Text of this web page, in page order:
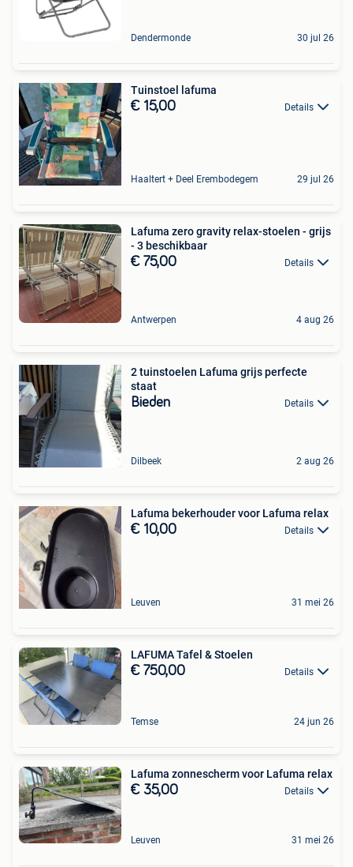
Dendermonde 30 jul 26
Tuinstoel lafuma
€ 15,00 Details
Haaltert + Deel Erembodegem 29 jul 26
Lafuma zero gravity relax-stoelen - grijs
- 3 beschikbaar
€ 75,00 Details
Antwerpen 4 aug 26
2 tuinstoelen Lafuma grijs perfecte
staat
Bieden Details
Dilbeek 2 aug 26
Lafuma bekerhouder voor Lafuma relax
€ 10,00 Details
Leuven 31 mei 26
LAFUMA Tafel & Stoelen
€ 750,00 Details
Temse 24 jun 26
Lafuma zonnescherm voor Lafuma relax
€ 35,00 Details
Leuven 31 mei 26